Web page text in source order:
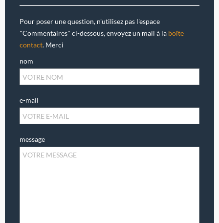
Pour poser une question, n'utilisez pas l'espace
"Commentaires" ci-dessous, envoyez un mail à la boîte
contact. Merci
nom
e-mail
message